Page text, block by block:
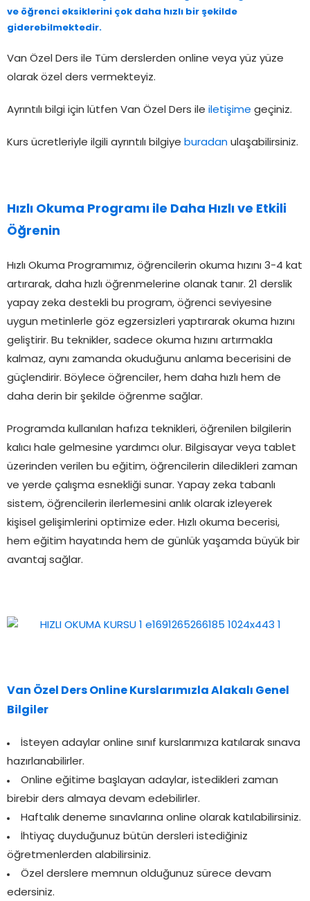
ve öğrenci eksiklerini çok daha hızlı bir şekilde
giderebilmektedir.
Van Özel Ders ile Tüm derslerden online veya yüz yüze
olarak özel ders vermekteyiz.
Ayrıntılı bilgi için lütfen Van Özel Ders ile iletişime geçiniz.
Kurs ücretleriyle ilgili ayrıntılı bilgiye buradan ulaşabilirsiniz.
Hızlı Okuma Programı ile Daha Hızlı ve Etkili
Öğrenin
Hızlı Okuma Programımız, öğrencilerin okuma hızını 3-4 kat
artırarak, daha hızlı öğrenmelerine olanak tanır. 21 derslik
yapay zeka destekli bu program, öğrenci seviyesine
uygun metinlerle göz egzersizleri yaptırarak okuma hızını
geliştirir. Bu teknikler, sadece okuma hızını artırmakla
kalmaz, aynı zamanda okuduğunu anlama becerisini de
güçlendirir. Böylece öğrenciler, hem daha hızlı hem de
daha derin bir şekilde öğrenme sağlar.
Programda kullanılan hafıza teknikleri, öğrenilen bilgilerin
kalıcı hale gelmesine yardımcı olur. Bilgisayar veya tablet
üzerinden verilen bu eğitim, öğrencilerin diledikleri zaman
ve yerde çalışma esnekliği sunar. Yapay zeka tabanlı
sistem, öğrencilerin ilerlemesini anlık olarak izleyerek
kişisel gelişimlerini optimize eder. Hızlı okuma becerisi,
hem eğitim hayatında hem de günlük yaşamda büyük bir
avantaj sağlar.
Van Özel Ders Online Kurslarımızla Alakalı Genel
Bilgiler
İsteyen adaylar online sınıf kurslarımıza katılarak sınava
hazırlanabilirler.
Online eğitime başlayan adaylar, istedikleri zaman
birebir ders almaya devam edebilirler.
Haftalık deneme sınavlarına online olarak katılabilirsiniz.
İhtiyaç duyduğunuz bütün dersleri istediğiniz
öğretmenlerden alabilirsiniz.
Özel derslere memnun olduğunuz sürece devam
edersiniz.